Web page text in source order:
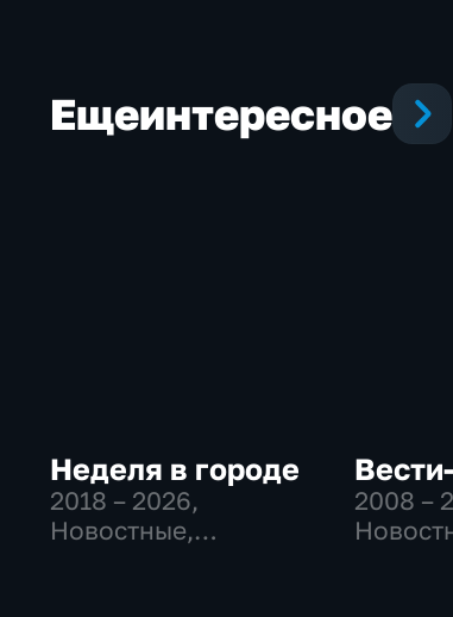
Ещеинтересное
Неделя в городе
2018 – 2026,
Новостные,
2008 –